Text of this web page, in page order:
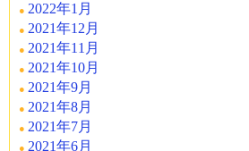
2022年1月
2021年12月
2021年11月
2021年10月
2021年9月
2021年8月
2021年7月
2021年6月